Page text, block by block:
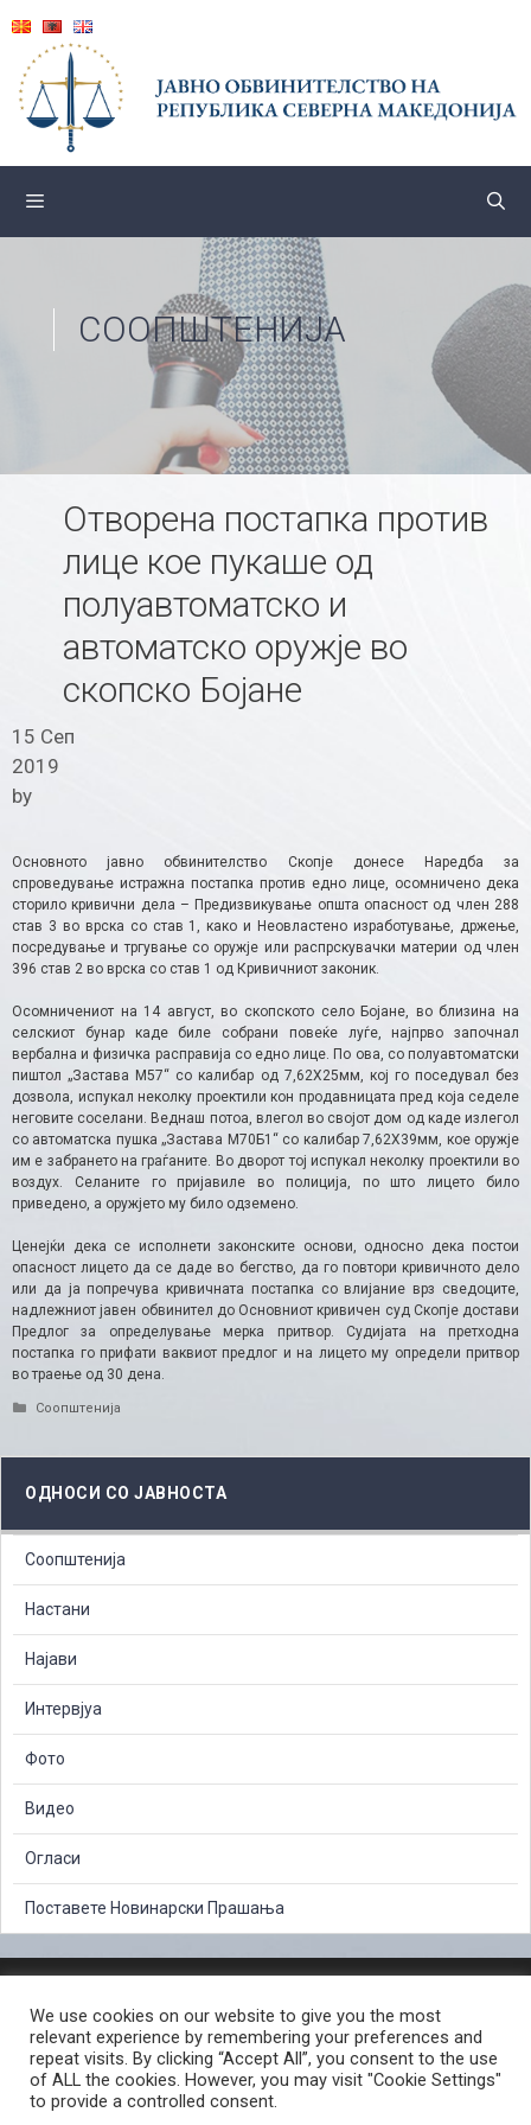
content
СООПШТЕНИЈА
Отворена постапка против
лице кое пукаше од
полуавтоматско и
автоматско оружје во
скопско Бојане
15 Сеп
2019
by
Основното јавно обвинителство Скопје донесе Наредба за
спроведување истражна постапка против едно лице, осомничено дека
сторило кривични дела – Предизвикување општа опасност од член 288
став 3 во врска со став 1, како и Неовластено изработување, држење,
посредување и тргување со оружје или распрскувачки материи од член
396 став 2 во врска со став 1 од Кривичниот законик.
Осомничениот на 14 август, во скопското село Бојане, во близина на
селскиот бунар каде биле собрани повеќе луѓе, најпрво започнал
вербална и физичка расправија со едно лице. По ова, со полуавтоматски
пиштол „Застава М57“ со калибар од 7,62Х25мм, кој го поседувал без
дозвола, испукал неколку проектили кон продавницата пред која седеле
неговите соселани. Веднаш потоа, влегол во својот дом од каде излегол
со автоматска пушка „Застава М70Б1“ со калибар 7,62Х39мм, кое оружје
им е забрането на граѓаните. Во дворот тој испукал неколку проектили во
воздух. Селаните го пријавиле во полиција, по што лицето било
приведено, а оружјето му било одземено.
Ценејќи дека се исполнети законските основи, односно дека постои
опасност лицето да се даде во бегство, да го повтори кривичното дело
или да ја попречува кривичната постапка со влијание врз сведоците,
надлежниот јавен обвинител до Основниот кривичен суд Скопје достави
Предлог за определување мерка притвор. Судијата на претходна
постапка го прифати ваквиот предлог и на лицето му определи притвор
во траење од 30 дена.
Categories
Соопштенија
ОДНОСИ СО ЈАВНОСТА
Соопштенија
Настани
Најави
Интервјуа
Фото
Видео
Огласи
Поставете Новинарски Прашања
СЛОБОДЕН ПРИСТАП ДО ИНФОРМАЦИИ ОД ЈАВЕН КАРАКТЕР
ПОСТАПКА ЗА ПРИЈАВА НА КРИВИЧНО ДЕЛО
КОРИСНИ ЛИНКОВИ
ПОЛИТИКА ЗА ПРИВАТНОСТ ВЕБ СТРАНИЦА
We use cookies on our website to give you the most
relevant experience by remembering your preferences and
repeat visits. By clicking “Accept All”, you consent to the use
of ALL the cookies. However, you may visit "Cookie Settings"
to provide a controlled consent.